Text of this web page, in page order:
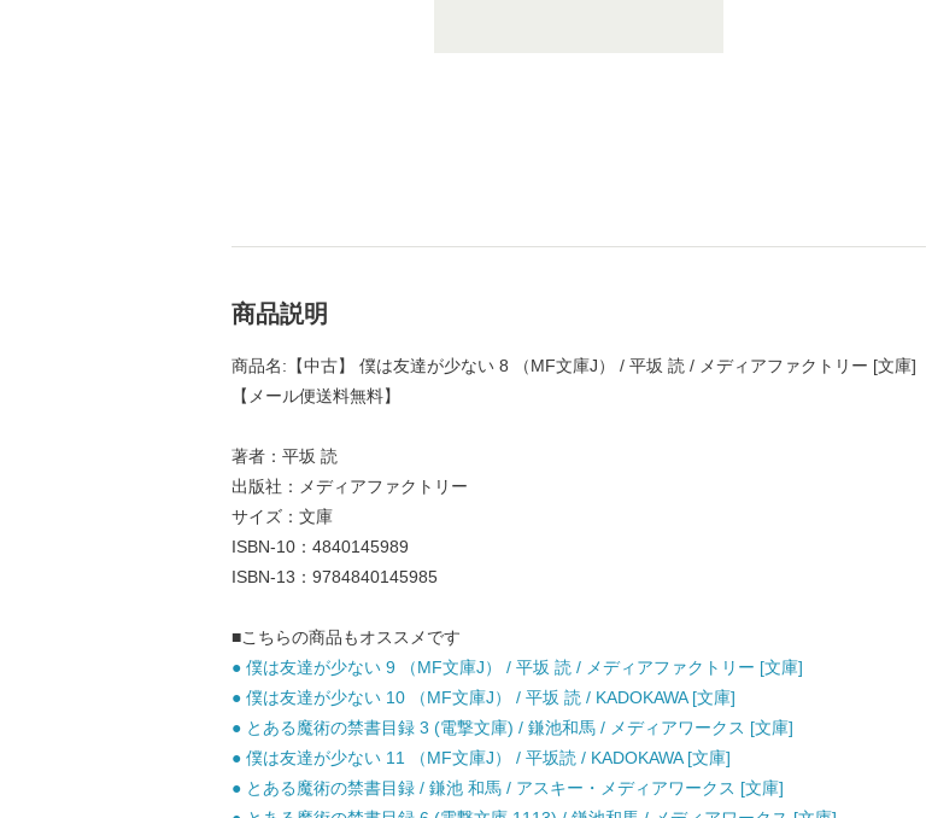
商品説明
商品名:【中古】 僕は友達が少ない 8 （MF文庫J） / 平坂 読 / メディアファクトリー [文庫]
【メール便送料無料】
著者：平坂 読
出版社：メディアファクトリー
サイズ：文庫
ISBN-10：4840145989
ISBN-13：9784840145985
■こちらの商品もオススメです
● 僕は友達が少ない 9 （MF文庫J） / 平坂 読 / メディアファクトリー [文庫]
● 僕は友達が少ない 10 （MF文庫J） / 平坂 読 / KADOKAWA [文庫]
● とある魔術の禁書目録 3 (電撃文庫) / 鎌池和馬 / メディアワークス [文庫]
● 僕は友達が少ない 11 （MF文庫J） / 平坂読 / KADOKAWA [文庫]
● とある魔術の禁書目録 / 鎌池 和馬 / アスキー・メディアワークス [文庫]